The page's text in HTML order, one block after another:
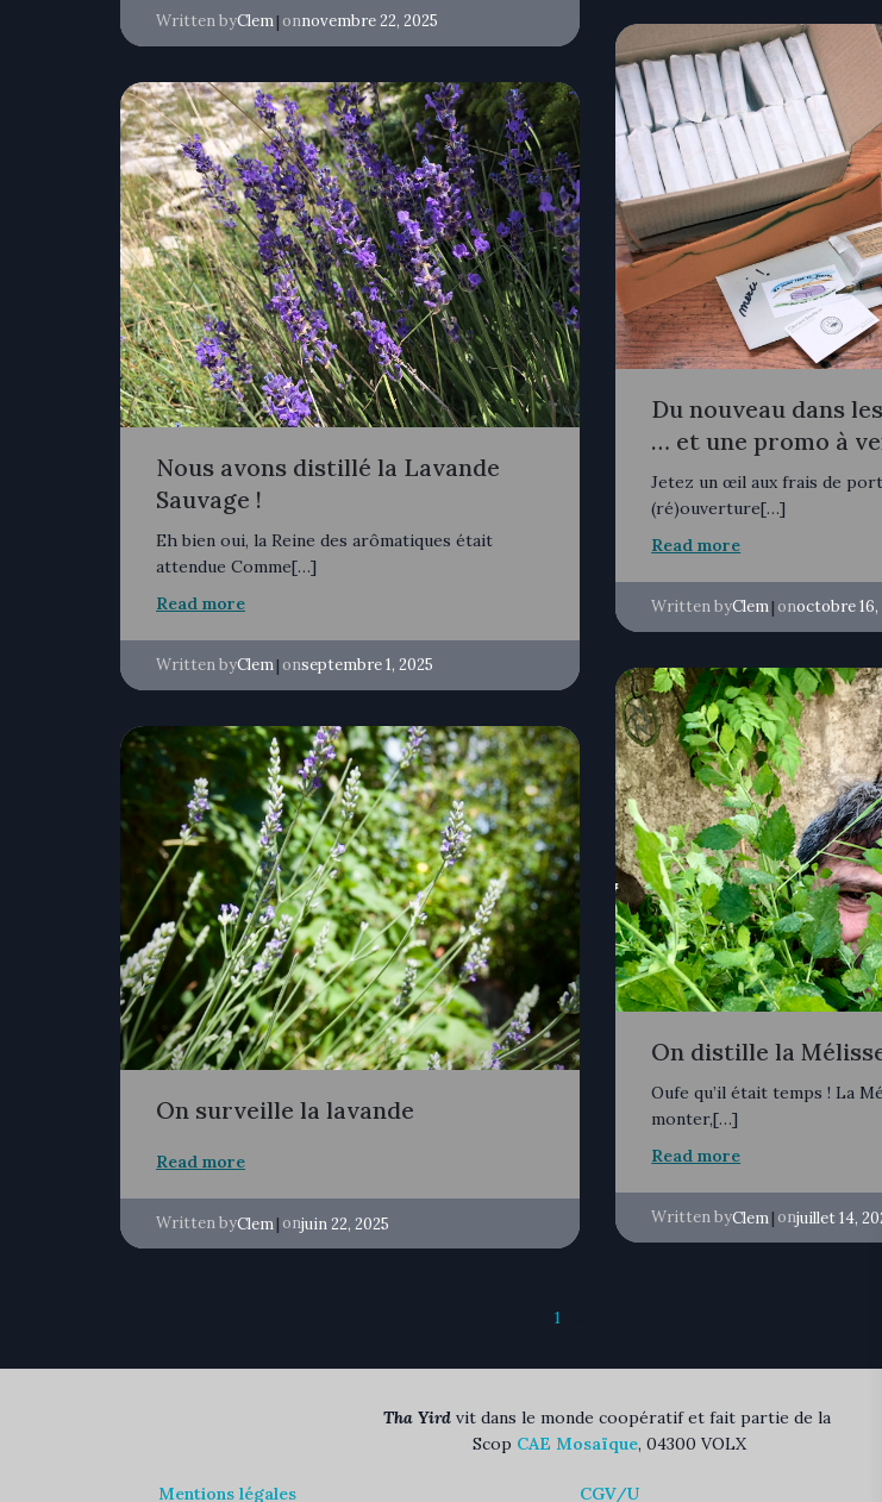
Written byClem| onnovembre 22, 2025
Du nouveau dans
… et une promo à
Jetez un œil aux frais de
(ré)ouverture[…]
Read more
Written byClem| onoctobre 16,
Nous avons distillé la Lavande
Sauvage !
Eh bien oui, la Reine des arômatiques était
attendue Comme[…]
Read more
Written byClem| onseptembre 1, 2025
On distille la
Oufe qu’il était temps ! La
monter,[…]
Read more
Written byClem| onjuillet 14,
On surveille la lavande
Read more
Written byClem| onjuin 22, 2025
1
Tha Yirdvit dans le monde coopératif et fait partie de la
Scop CAE Mosaïque, 04300 VOLX
Mentions légales CGV/U